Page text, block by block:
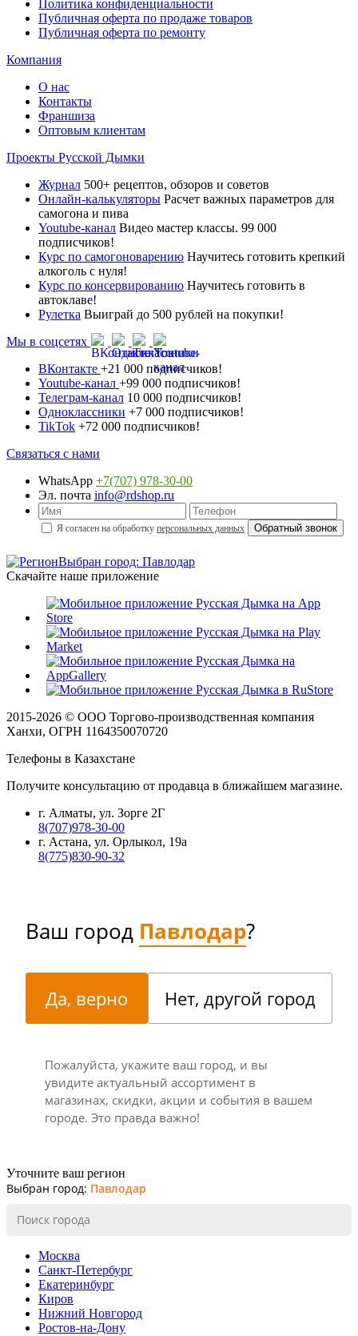
Политика конфиденциальности
Публичная оферта по продаже товаров
Публичная оферта по ремонту
Компания
О нас
Контакты
Франшиза
Оптовым клиентам
Проекты Русской Дымки
Журнал 500+ рецептов, обзоров и советов
Онлайн-калькуляторы Расчет важных параметров для
самогона и пива
Youtube-канал Видео мастер классы. 99 000
подписчиков!
Курс по самогоноварению Научитесь готовить крепкий
алкоголь с нуля!
Курс по консервированию Научитесь готовить в
автоклаве!
Рулетка Выиграй до 500 рублей на покупки!
Мы в соцсетях
ВКонтакте +21 000 подписчиков!
Youtube-канал +99 000 подписчиков!
Телеграм-канал 10 000 подписчиков!
Одноклассники +7 000 подписчиков!
TikTok +72 000 подписчиков!
Связаться с нами
WhatsApp +7(707) 978-30-00
Эл. почта info@rdshop.ru
Я согласен на обработку персональных данных
Выбран город: Павлодар
Скачайте наше приложение
2015-2026 © ООО Торгово-производственная компания
Ханхи, ОГРН 1164350070720
Телефоны в Казахстане
Получите консультацию от продавца в ближайшем магазине.
г. Алматы, ул. Зорге 2Г
8(707)978-30-00
г. Астана, ул. Орлыкол, 19а
8(775)830-90-32
Ваш город Павлодар?
Да, верно Нет, другой город
Пожалуйста, укажите ваш город, и вы
увидите актуальный ассортимент в
магазинах, скидки, акции и события в вашем
городе. Это правда важно!
Уточните ваш регион
Выбран город: Павлодар
Москва
Санкт-Петербург
Екатеринбург
Киров
Нижний Новгород
Ростов-на-Дону